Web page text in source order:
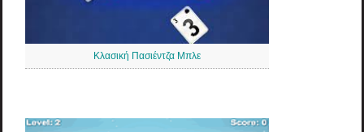
Κλασική Πασιέντζα Μπλε